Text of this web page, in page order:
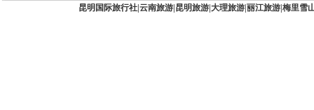
昆明国际旅行社| 云南旅游| 昆明旅游| 大理旅游| 丽江旅游| 梅里雪